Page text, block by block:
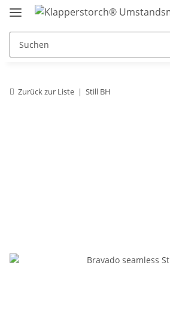
Zurück zur Liste Still BH